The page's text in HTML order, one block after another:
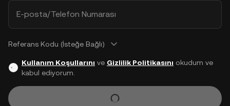
E-posta/Telefon Numarası
Referans Kodu (İsteğe Bağlı)
Kullanım Koşullarını ve Gizlilik Politikasını okudum ve
kabul ediyorum.